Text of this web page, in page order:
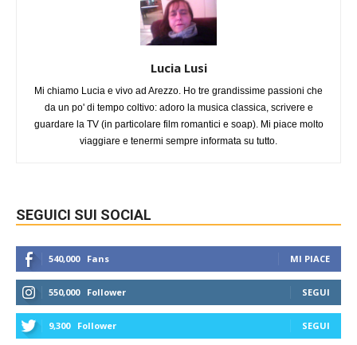
Lucia Lusi
Mi chiamo Lucia e vivo ad Arezzo. Ho tre grandissime passioni che
da un po' di tempo coltivo: adoro la musica classica, scrivere e
guardare la TV (in particolare film romantici e soap). Mi piace molto
viaggiare e tenermi sempre informata su tutto.
SEGUICI SUI SOCIAL
540,000 Fans MI PIACE
550,000 Follower SEGUI
9,300 Follower SEGUI